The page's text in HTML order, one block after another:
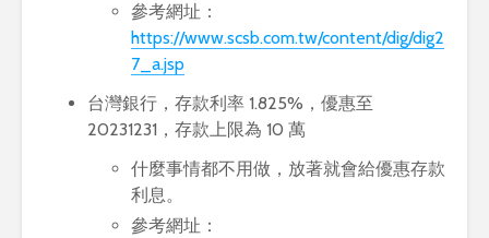
參考網址：
https://www.scsb.com.tw/content/dig/dig2
7_a.jsp
台灣銀行，存款利率 1.825%，優惠至
20231231，存款上限為 10 萬
什麼事情都不用做，放著就會給優惠存款
利息。
參考網址：